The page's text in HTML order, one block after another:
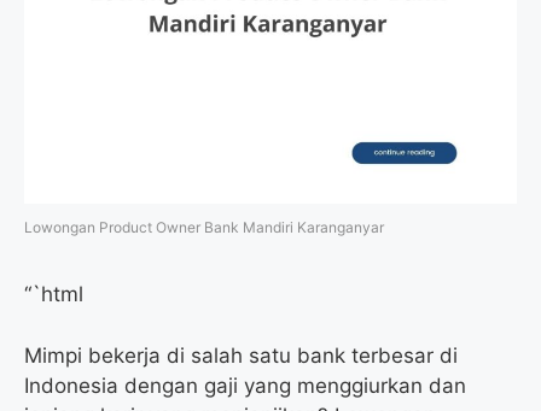
Lowongan Product Owner Bank Mandiri Karanganyar
“`html
Mimpi bekerja di salah satu bank terbesar di
Indonesia dengan gaji yang menggiurkan dan